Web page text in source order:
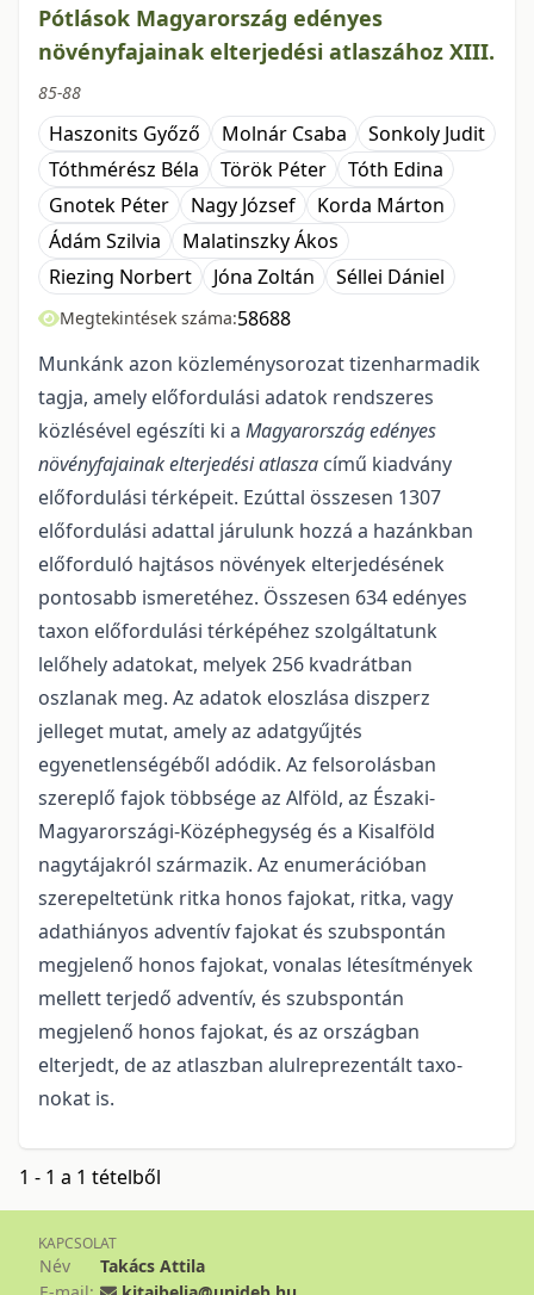
Pótlások Magyarország edényes
növényfajainak elterjedési atlaszához XIII.
85-88
Haszonits Győző Molnár Csaba
Sonkoly Judit
Tóthmérész Béla
Török Péter
Tóth Edina
Gnotek Péter
Nagy József
Korda Márton
Ádám Szilvia
Malatinszky Ákos
Riezing Norbert
Jóna Zoltán Séllei Dániel
Megtekintések száma:58688
Munkánk azon közleménysorozat tizenharmadik
tagja, amely előfordulási adatok rend­szeres
közlésével egészíti ki a Magyarország edényes
növényfajainak elterjedési atlasza című kiad­vány
előfordulási térképeit. Ezúttal összesen 1307
előfordulási adattal járulunk hozzá a hazánkban
előforduló hajtásos növények elterjedésének
pontosabb ismeretéhez. Összesen 634 edényes
taxon előfordulási tér­képéhez szolgáltatunk
lelőhely adatokat, melyek 256 kvadrátban
oszlanak meg. Az adatok eloszlása disz­perz
jelleget mutat, amely az adatgyűjtés
egyenetlenségéből adódik. Az felsorolás­ban
szereplő fajok több­sége az Alföld, az Északi-
Magyarországi-Középhegység és a Kisalföld
nagytájak­ról származik. Az enumerá­cióban
szerepeltetünk ritka honos fajokat, ritka, vagy
adathiányos adventív fajokat és szubspontán
megje­lenő honos fajokat, vonalas létesítmények
mellett terjedő adventív, és szubspontán
megjelenő honos fajokat, és az országban
elterjedt, de az atlaszban alulreprezentált taxo­
nokat is.
1 - 1 a 1 tételből
KAPCSOLAT
Név
Takács Attila